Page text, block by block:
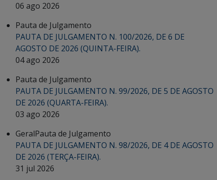
06 ago 2026
Pauta de Julgamento
PAUTA DE JULGAMENTO N. 100/2026, DE 6 DE
AGOSTO DE 2026 (QUINTA-FEIRA).
04 ago 2026
Pauta de Julgamento
PAUTA DE JULGAMENTO N. 99/2026, DE 5 DE AGOSTO
DE 2026 (QUARTA-FEIRA).
03 ago 2026
GeralPauta de Julgamento
PAUTA DE JULGAMENTO N. 98/2026, DE 4 DE AGOSTO
DE 2026 (TERÇA-FEIRA).
31 jul 2026